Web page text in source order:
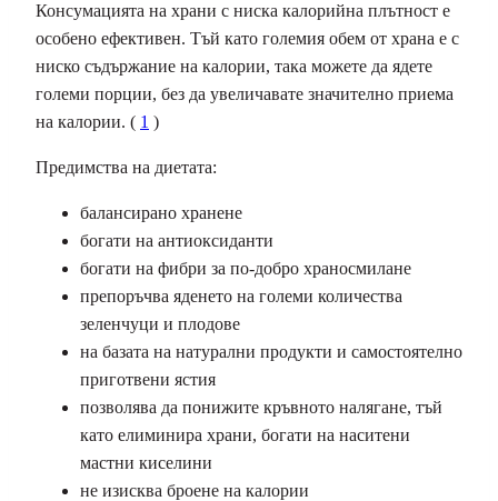
Консумацията на храни с ниска калорийна плътност е
особено ефективен. Тъй като големия обем от храна е с
ниско съдържание на калории, така можете да ядете
големи порции, без да увеличавате значително приема
на калории. ( 1 )
Предимства на диетата:
балансирано хранене
богати на антиоксиданти
богати на фибри за по-добро храносмилане
препоръчва яденето на големи количества
зеленчуци и плодове
на базата на натурални продукти и самостоятелно
приготвени ястия
позволява да понижите кръвното налягане, тъй
като елиминира храни, богати на наситени
мастни киселини
не изисква броене на калории